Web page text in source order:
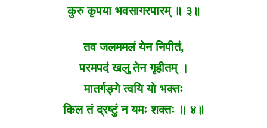
कुरु कृपया भवसागरपारम् ॥ ३॥
तव जलममलं येन निपीतं,
परमपदं खलु तेन गृहीतम् ।
मातर्गङ्गे त्वयि यो भक्तः
किल तं द्रष्टुं न यमः शक्तः ॥ ४॥